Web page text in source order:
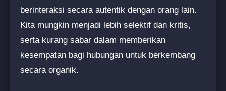
berinteraksi secara autentik dengan orang lain.
Kita mungkin menjadi lebih selektif dan kritis,
serta kurang sabar dalam memberikan
kesempatan bagi hubungan untuk berkembang
secara organik.